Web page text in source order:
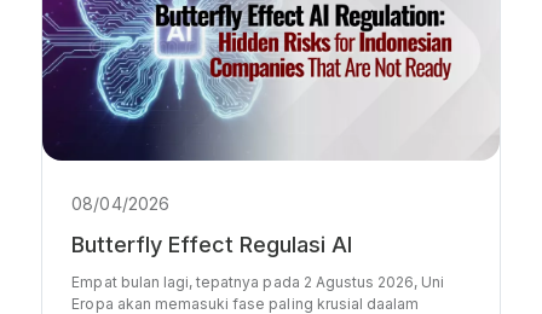
08/04/2026
Butterfly Effect Regulasi AI
Empat bulan lagi, tepatnya pada 2 Agustus 2026, Uni
Eropa akan memasuki fase paling krusial daalam